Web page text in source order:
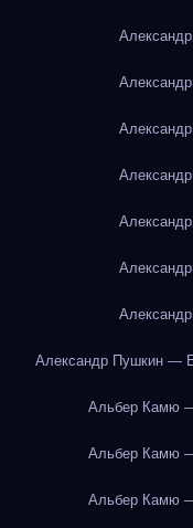
Александр Пушкин —
Альбер Камю
Альбер Камю
Альбер Камю